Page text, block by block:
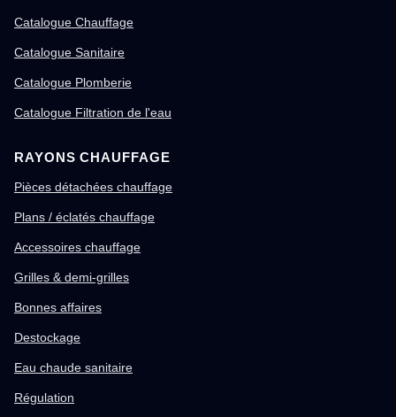
Catalogue Chauffage
Catalogue Sanitaire
Catalogue Plomberie
Catalogue Filtration de l'eau
RAYONS CHAUFFAGE
Pièces détachées chauffage
Plans / éclatés chauffage
Accessoires chauffage
Grilles & demi-grilles
Bonnes affaires
Destockage
Eau chaude sanitaire
Régulation